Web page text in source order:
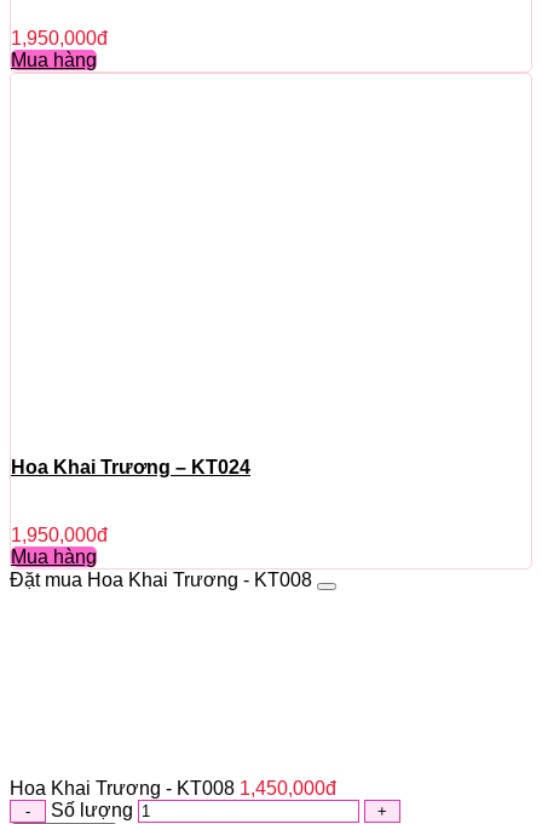
1,950,000đ
Mua hàng
Hoa Khai Trương – KT024
1,950,000đ
Mua hàng
Đặt mua Hoa Khai Trương - KT008
Hoa Khai Trương - KT008 1,450,000đ
Số lượng